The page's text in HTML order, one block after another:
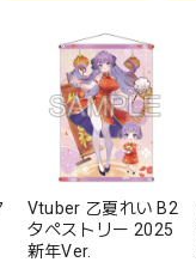
Vtuber 乙夏れい B2
タペストリー 2025
新年Ver.